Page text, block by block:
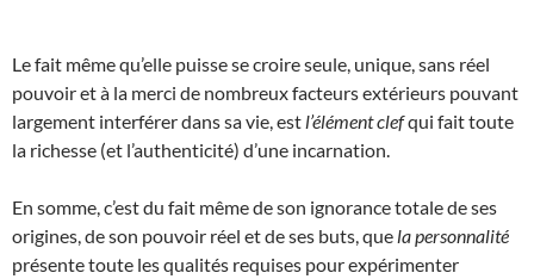
Le fait même qu’elle puisse se croire seule, unique, sans réel
pouvoir et à la merci de nombreux facteurs extérieurs pouvant
largement interférer dans sa vie, est l’élément clefqui fait toute
la richesse (et l’authenticité) d’une incarnation.
En somme, c’est du fait même de son ignorance totale de ses
origines, de son pouvoir réel et de ses buts, que la personnalité
présente toute les qualités requises pour expérimenter